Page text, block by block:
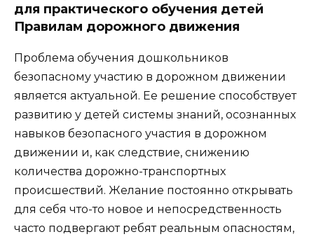
для практического обучения детей
Правилам дорожного движения
Проблема обучения дошкольников
безопасному участию в дорожном движении
является актуальной. Ее решение способствует
развитию у детей системы знаний, осознанных
навыков безопасного участия в дорожном
движении и, как следствие, снижению
количества дорожно-транспортных
происшествий. Желание постоянно открывать
для себя что-то новое и непосредственность
часто подвергают ребят реальным опасностям,